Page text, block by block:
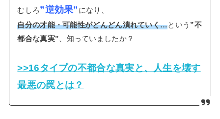
むしろ”逆効果” になり、
自分の才能・可能性がどんどん潰れていく…という ”不
都合な真実”、知っていましたか？
>>16タイプの不都合な真実と、人生を壊す
最悪の罠とは？